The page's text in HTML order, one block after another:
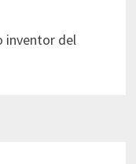
inventor del